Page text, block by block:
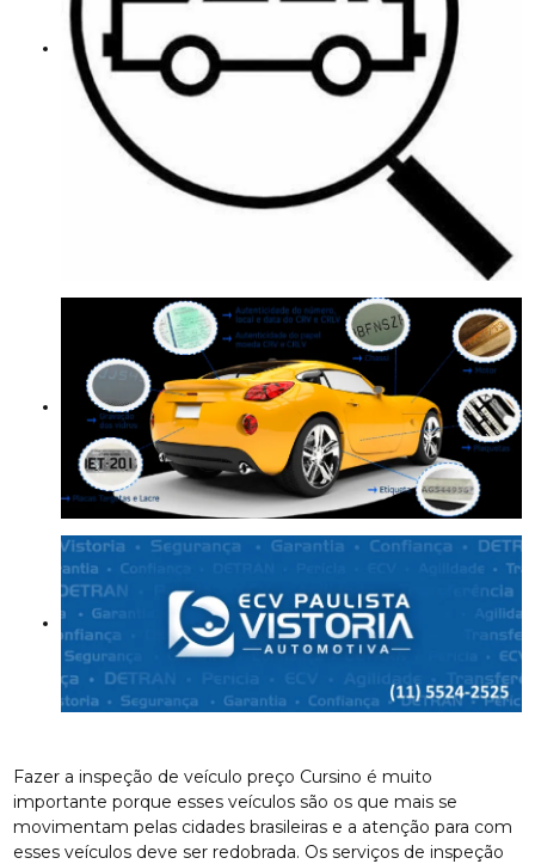
Fazer a inspeção de veículo preço Cursino é muito
importante porque esses veículos são os que mais se
movimentam pelas cidades brasileiras e a atenção para com
esses veículos deve ser redobrada. Os serviços de inspeção